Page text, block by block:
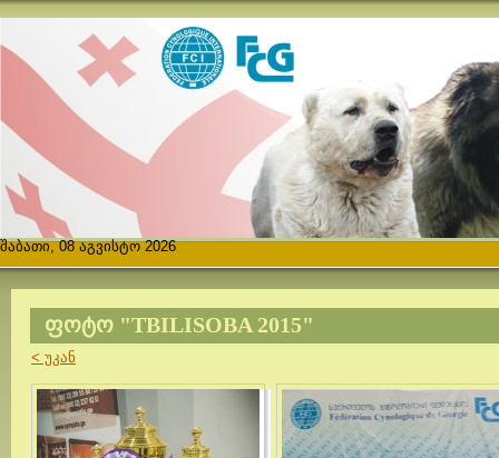
შაბათი, 08 აგვისტო 2026
ᲤᲝᲢᲝ "TBILISOBA 2015"
< უკან